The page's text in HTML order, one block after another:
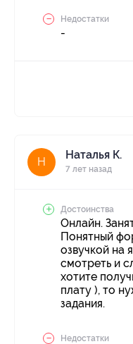
Недостатки
-
Н
Наталья К.
7 лет назад
Достоинства
Онлайн.
Понятный
озвучкой на
смотреть и
хотите
плату ), то
задания.
Недостатки